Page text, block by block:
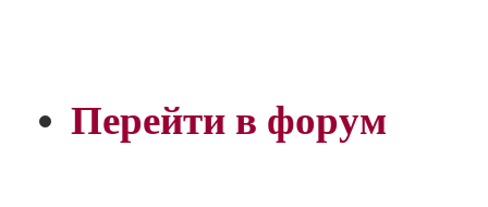
Перейти в форум